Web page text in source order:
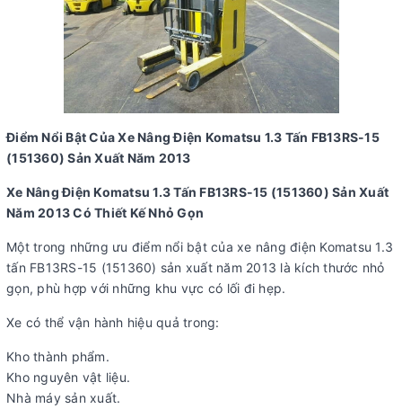
Điểm Nổi Bật Của Xe Nâng Điện Komatsu 1.3 Tấn FB13RS-15
(151360) Sản Xuất Năm 2013
Xe Nâng Điện Komatsu 1.3 Tấn FB13RS-15 (151360) Sản Xuất
Năm 2013 Có Thiết Kế Nhỏ Gọn
Một trong những ưu điểm nổi bật của xe nâng điện Komatsu 1.3
tấn FB13RS-15 (151360) sản xuất năm 2013 là kích thước nhỏ
gọn, phù hợp với những khu vực có lối đi hẹp.
Xe có thể vận hành hiệu quả trong:
Kho thành phẩm.
Kho nguyên vật liệu.
Nhà máy sản xuất.